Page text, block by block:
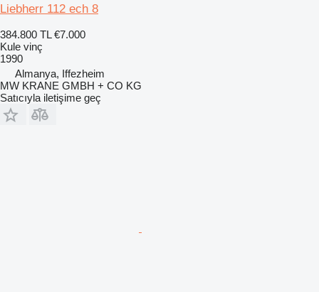
Liebherr 112 ech 8
384.800 TL €7.000
Kule vinç
1990
Almanya, Iffezheim
MW KRANE GMBH + CO KG
Satıcıyla iletişime geç